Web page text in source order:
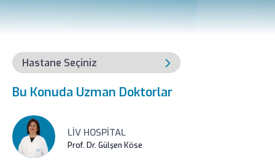
Bu Konuda Uzman Doktorlar
LIV HOSPITAL
Prof. Dr. Gülşen Köse